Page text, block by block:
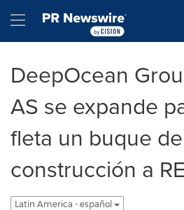
Hamburger menu
DeepOcean
AS se expande
fleta un buque de
construcción a
Latin America - español